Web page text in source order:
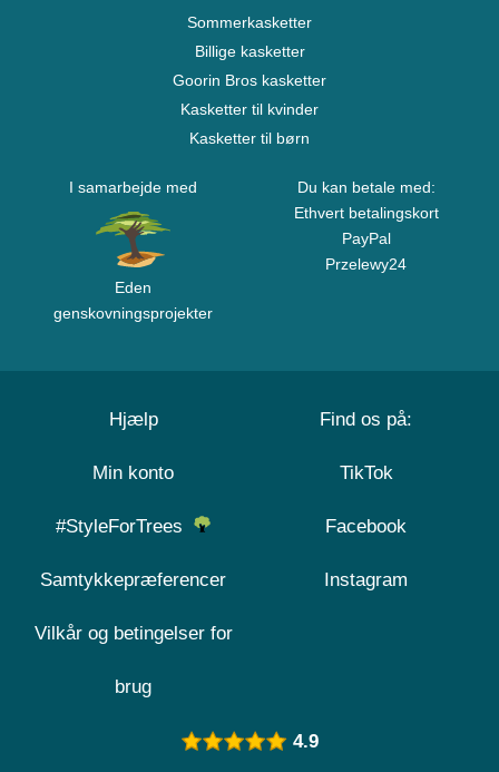
Sommerkasketter
Billige kasketter
Goorin Bros kasketter
Kasketter til kvinder
Kasketter til børn
I samarbejde med
Eden
genskovningsprojekter
Du kan betale med:
Ethvert betalingskort
PayPal
Przelewy24
Hjælp
Min konto
#StyleForTrees
Samtykkepræferencer
Vilkår og betingelser for
brug
Find os på:
TikTok
Facebook
Instagram
4.9